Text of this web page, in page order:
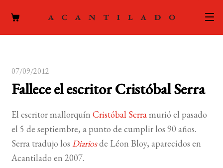
el
hijo
ACTUALIDAD
el
hijo
LA EDITORIAL
07/09/2012
Fallece el escritor Cristóbal Serra
El escritor mallorquín Cristóbal Serramurió el pasado
el 5 de septiembre, a punto de cumplir los 90 años.
Serra tradujo los Diariosde Léon Bloy, aparecidos en
Acantilado en 2007.